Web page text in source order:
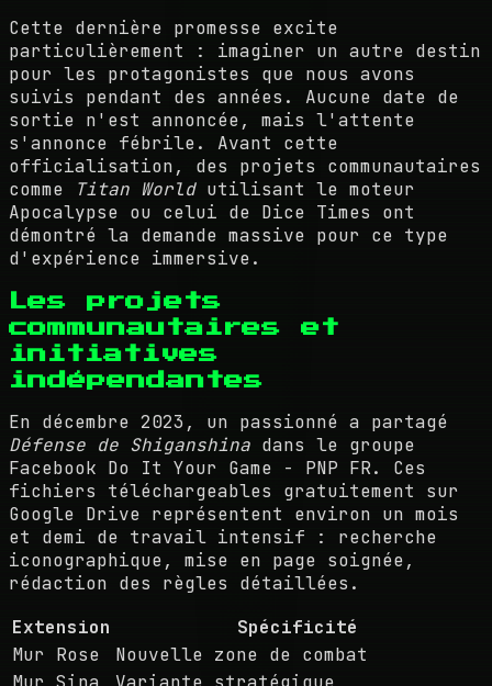
Cette dernière promesse excite
particulièrement : imaginer un autre destin
pour les protagonistes que nous avons
suivis pendant des années. Aucune date de
sortie n'est annoncée, mais l'attente
s'annonce fébrile. Avant cette
officialisation, des projets communautaires
comme
Titan Worldutilisant le moteur
Apocalypse ou celui de Dice Times ont
démontré la demande massive pour ce type
d'expérience immersive.
Les projets
communautaires et
initiatives
indépendantes
En décembre 2023, un passionné a partagé
Défense de Shiganshina dans le groupe
Facebook Do It Your Game - PNP FR. Ces
fichiers téléchargeables gratuitement sur
Google Drive représentent environ un mois
et demi de travail intensif : recherche
iconographique, mise en page soignée,
rédaction des règles détaillées.
Extension
Spécificité
Mur Rose
Nouvelle zone de combat